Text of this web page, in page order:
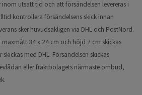
utsatt tid och att försändelsen levereras i
kontrollera försändelsens skick innan
sker huvudsakligen via DHL och PostNord.
34 x 24 cm och höjd 7 cm skickas
med DHL. Försändelsen skickas
eller fraktbolagets närmaste ombud,